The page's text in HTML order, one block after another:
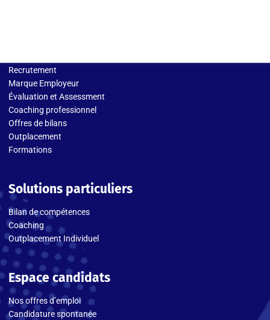
Recrutement
Marque Employeur
Évaluation et Assessment
Coaching professionnel
Offres de bilans
Outplacement
Formations
Solutions particuliers
Bilan de compétences
Coaching
Outplacement Individuel
Espace candidats
Nos offres d’emploi
Candidature spontanée